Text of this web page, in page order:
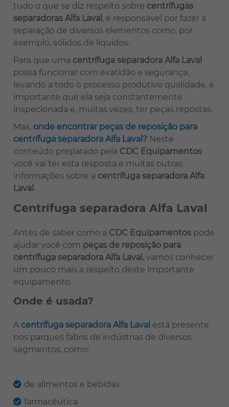
tudo o que se diz respeito sobre centrífugas
separadoras Alfa Laval , é responsável por fazer a
separação de diversos elementos como, por
exemplo, sólidos de líquidos.
Para que uma centrífuga separadora Alfa Laval
possa funcionar com exatidão e segurança,
levando a todo o processo produtivo qualidade, é
importante que ela seja constantemente
inspecionada e, muitas vezes, ter peças repostas.
Mas, onde encontrar peças de reposição para
centrífuga separadora Alfa Laval? Neste
conteúdo preparado pela CDC Equipamentos
você vai ter esta resposta e muitas outras
informações sobre a centrífuga separadora Alfa
Laval .
Centrífuga separadora Alfa Laval
Antes de saber como a CDC Equipamentos pode
ajudar você com peças de reposição para
centrífuga separadora Alfa Laval , vamos conhecer
um pouco mais a respeito deste importante
equipamento.
Onde é usada?
A centrífuga separadora Alfa Laval está presente
nos parques fabris de indústrias de diversos
segmentos, como:
de alimentos e bebidas
farmacêutica